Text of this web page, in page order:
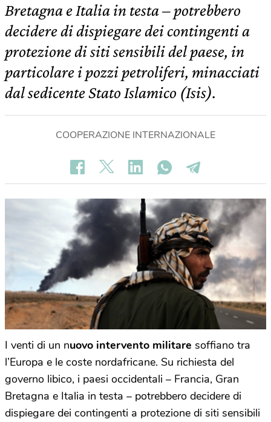
Bretagna e Italia in testa – potrebbero
decidere di dispiegare dei contingenti a
protezione di siti sensibili del paese, in
particolare i pozzi petroliferi, minacciati
dal sedicente Stato Islamico (Isis).
COOPERAZIONE INTERNAZIONALE
I venti di un nuovo intervento militare soffiano tra
l’Europa e le coste nordafricane. Su richiesta del
governo libico, i paesi occidentali – Francia, Gran
Bretagna e Italia in testa – potrebbero decidere di
dispiegare dei contingenti a protezione di siti sensibili